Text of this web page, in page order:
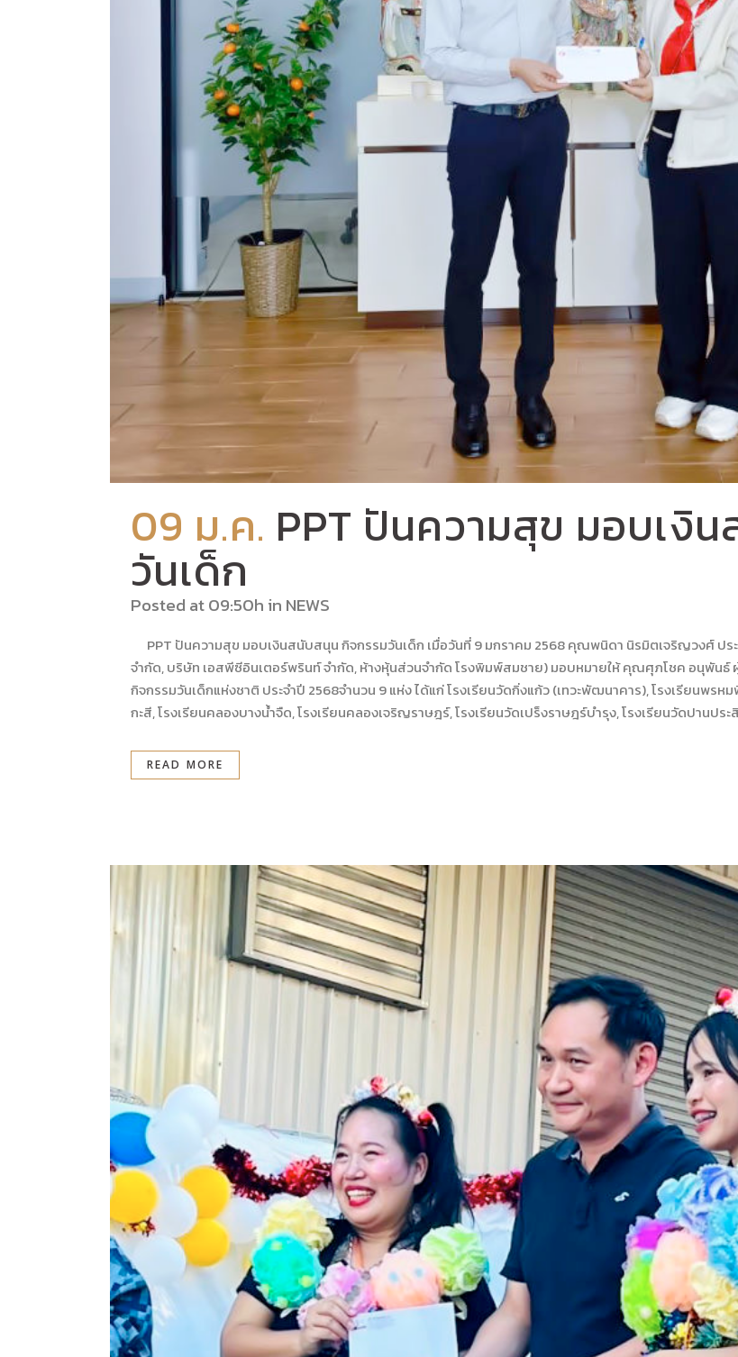
09 ม.ค. PPT ปันความสุข มอบเงิ
วันเด็ก
Posted at 09:50h in NEWS
PPT ปันความสุข มอบเงินสนับสนุน กิจกรรมวันเด็ก เมื่อวันที่ 9 มกราคม 2568 คุณพนิดา นิรมิตเจริญวงศ์ ป
จำกัด, บริษัท เอสพีซีอินเตอร์พรินท์ จำกัด, ห้างหุ้นส่วนจำกัด โรงพิมพ์สมชาย) มอบหมายให้ คุณศุภโชค อนุพัน
กิจกรรมวันเด็กแห่งชาติ ประจำปี 2568จำนวน 9 แห่ง ได้แก่ โรงเรียนวัดกิ่งแก้ว (เทวะพัฒนาคาร), โรงเรียนพรห
กะสี, โรงเรียนคลองบางน้ำจืด, โรงเรียนคลองเจริญราษฎร์, โรงเรียนวัดเปร็งราษฎร์บำรุง, โรงเรียนวัดปานประ
READ MORE